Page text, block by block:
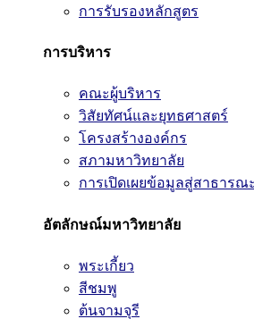
การรับรองหลักสูตร
การบริหาร
คณะผู้บริหาร
วิสัยทัศน์และยุทธศาสตร์
โครงสร้างองค์กร
สภามหาวิทยาลัย
การเปิดเผยข้อมูลสู่สาธารณะ
อัตลักษณ์มหาวิทยาลัย
พระเกี้ยว
สีชมพู
ต้นจามจุรี